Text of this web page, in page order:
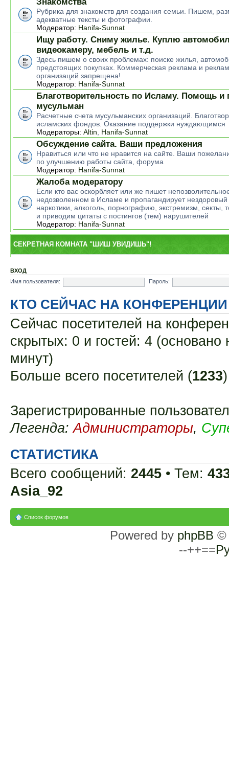
Рубрика для знакомств для создания семьи. Пишем,
адекватные тексты и фотографии.
Модератор: Hanifa-Sunnat
Ищу работу. Сниму жилье. Куплю
видеокамеру, мебель и т.д.
Здесь пишем о своих проблемах: поиске жилья,
предстоящих покупках. Коммерческая реклама и
организаций запрещена!
Модератор: Hanifa-Sunnat
Благотворительность по Исламу. Помощь и
мусульман
Расчетные счета мусульманских организаций.
исламских фондов. Оказание поддержки нуждающимся
Модераторы: Altin Hanifa-Sunnat
Обсуждение сайта. Ваши предложения
Нравиться или что не нравится на сайте. Ваши
по улучшению работы сайта, форума
Модератор: Hanifa-Sunnat
Жалоба модератору
Если кто вас оскорбляет или же пишет
недозволенном в Исламе и пропагандирует
наркотики, алкоголь, порнографию, экстремизм, секты,
и приводим цитаты с постингов (тем) нарушителей
Модератор: Hanifa-Sunnat
СЕКРЕТНАЯ КОМНАТА "ШИШ УВИДИШЬ"!
ВХОД
Имя пользователя:
Пароль:
КТО СЕЙЧАС НА КОНФЕРЕНЦИИ
Сейчас посетителей на
скрытых: 0 и гостей: 4 (основано
минут)
Больше всего посетителей (1233
Зарегистрированные
Легенда:Администраторы,
СТАТИСТИКА
Всего сообщений: 2445 • Тем:
Asia_92
Список форумов
Powered by phpBB ©
--++==